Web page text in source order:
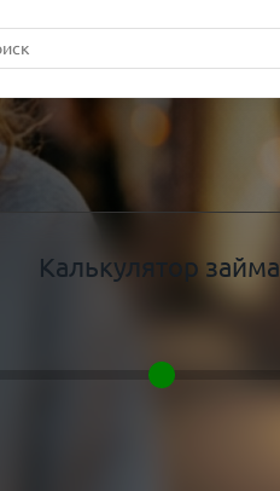
Калькулятор займа